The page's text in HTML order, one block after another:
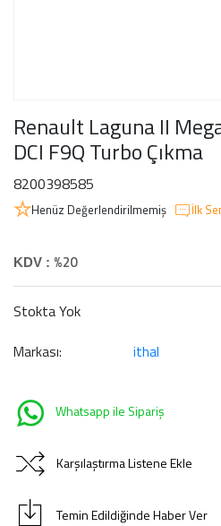
Renault Laguna II
DCI F9Q Turbo Çıkma
8200398585
Henüz Değerlendirilmemiş İlk
KDV : %20
Stokta Yok
Markası: ithal
Whatsapp ile Sipariş
Karşılaştırma Listene Ekle
Temin Edildiğinde Haber Ver